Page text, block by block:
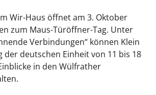
Wir-Haus öffnet am 3. Oktober
zum Maus-Türöffner-Tag. Unter
Verbindungen“ können Klein
der deutschen Einheit von 11 bis 18
in den Wülfrather